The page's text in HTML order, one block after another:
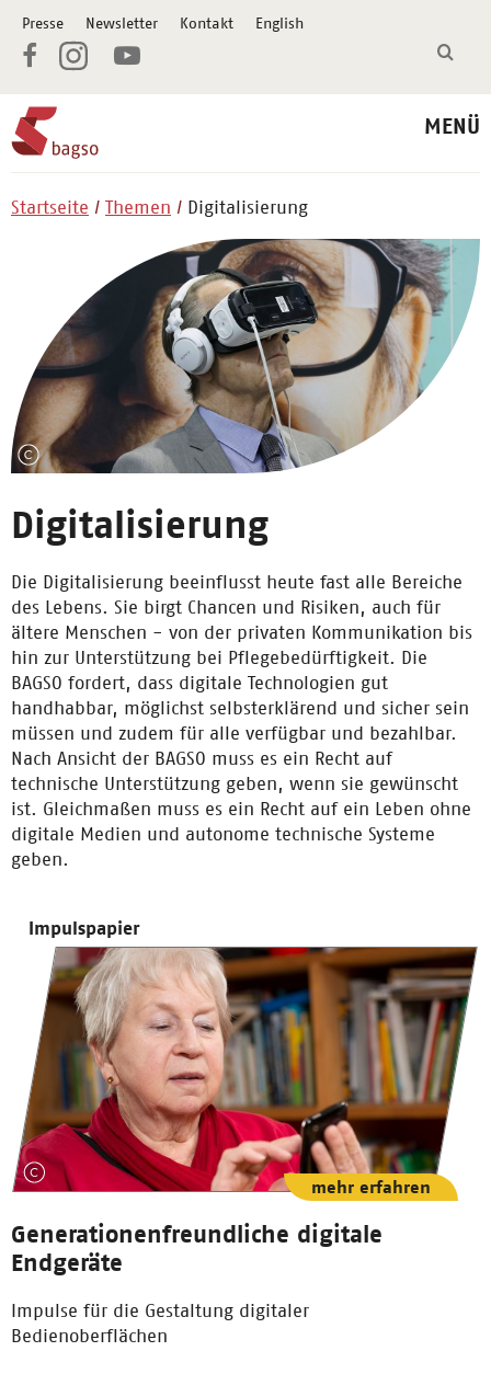
Presse Newsletter Kontakt English
MENÜ
Startseite Themen Digitalisierung
Digitalisierung
Die Digitalisierung beeinflusst heute fast alle Bereiche
des Lebens. Sie birgt Chancen und Risiken, auch für
ältere Menschen - von der privaten Kommunikation bis
hin zur Unterstützung bei Pflegebedürftigkeit. Die
BAGSO fordert, dass digitale Technologien gut
handhabbar, möglichst selbsterklärend und sicher sein
müssen und zudem für alle verfügbar und bezahlbar.
Nach Ansicht der BAGSO muss es ein Recht auf
technische Unterstützung geben, wenn sie gewünscht
ist. Gleichmaßen muss es ein Recht auf ein Leben ohne
digitale Medien und autonome technische Systeme
geben.
Impulspapier
Generationenfreundliche digitale
Endgeräte
Impulse für die Gestaltung digitaler
Bedienoberflächen
mehr erfahren